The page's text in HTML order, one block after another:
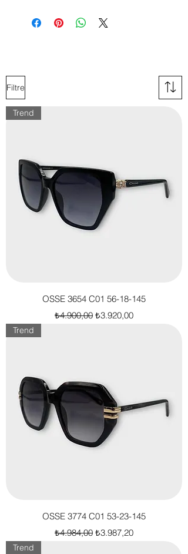
kişi, mesafeli satış sözleşmesini
okumuş ve kabul etmiş sayılmaktadır.
Filtre
Trend
OSSE 3654 C01 56-18-145
Normal Fiyat
₺4.900,00 İndirimli Fiyat
₺3.920,00
Trend
OSSE 3774 C01 53-23-145
Normal Fiyat
₺4.984,00 İndirimli Fiyat
₺3.987,20
Trend